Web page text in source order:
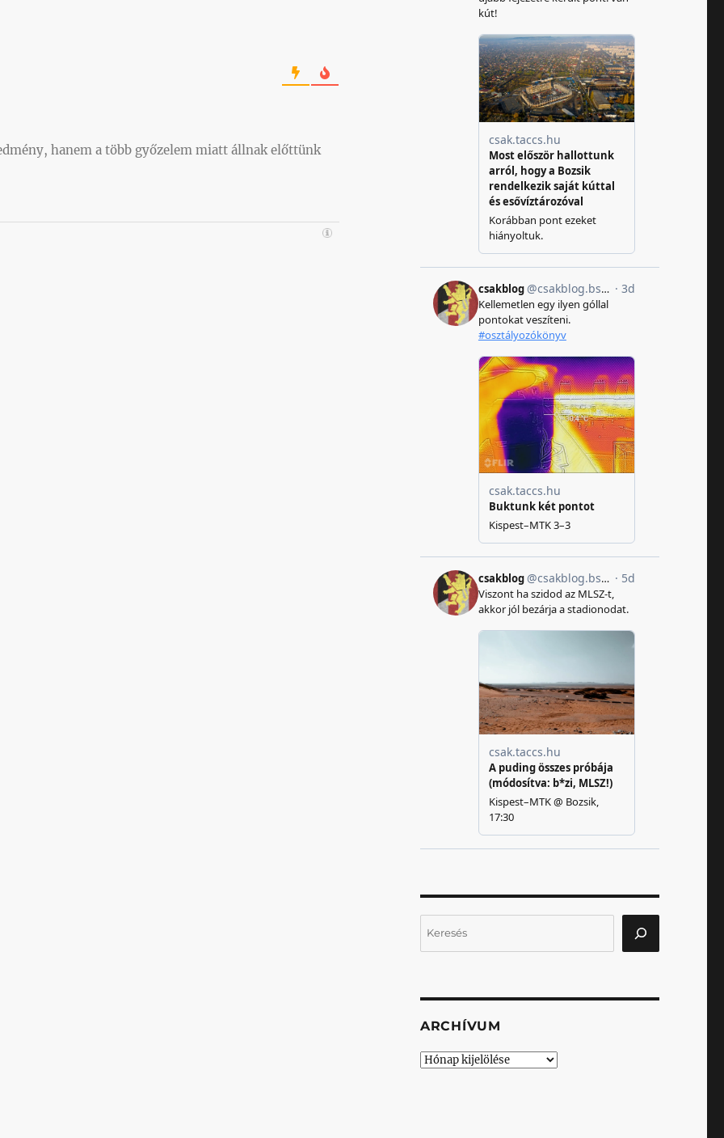
hanem a több győzelem miatt állnak előttünk
ARCHÍVUM
Archívum